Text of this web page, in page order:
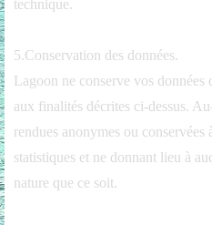
technique.
5.Conservation des données.
Lagoon ne conserve vos données
aux finalités décrites ci-dessus.
rendues anonymes ou
statistiques et ne donnant lieu à
nature que ce soit.